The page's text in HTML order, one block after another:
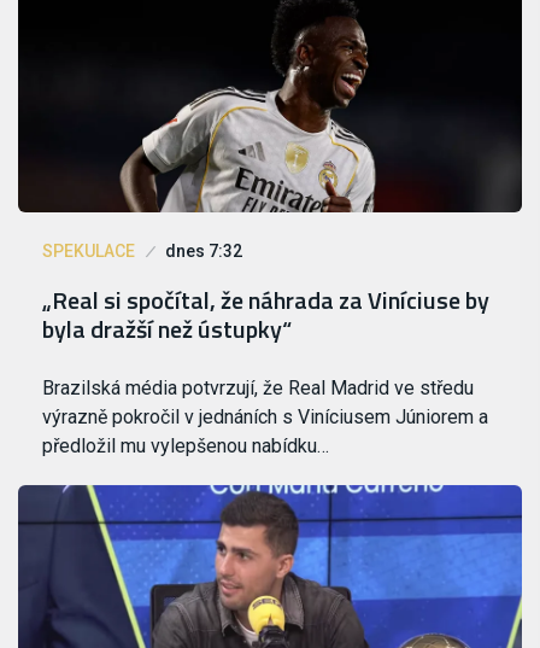
SPEKULACE dnes 7:32
„Real si spočítal, že náhrada za Viníciuse by
byla dražší než ústupky“
Brazilská média potvrzují, že Real Madrid ve středu
výrazně pokročil v jednáních s Viníciusem Júniorem a
předložil mu vylepšenou nabídku…